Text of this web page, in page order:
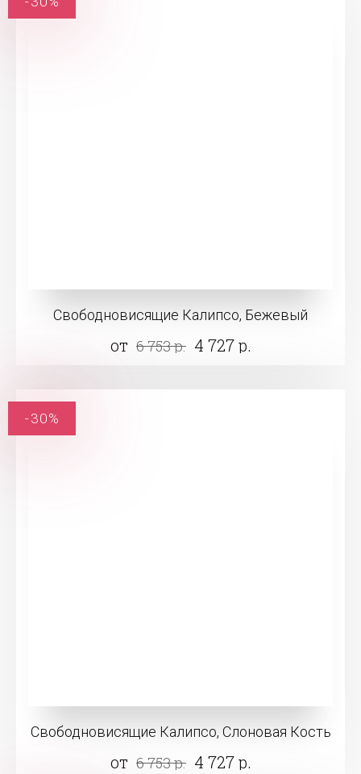
Свободновисящие Калипсо, Бежевый
от 6 753 р. 4 727 р.
Свободновисящие Калипсо, Слоновая Кость
от 6 753 р. 4 727 р.
-30%